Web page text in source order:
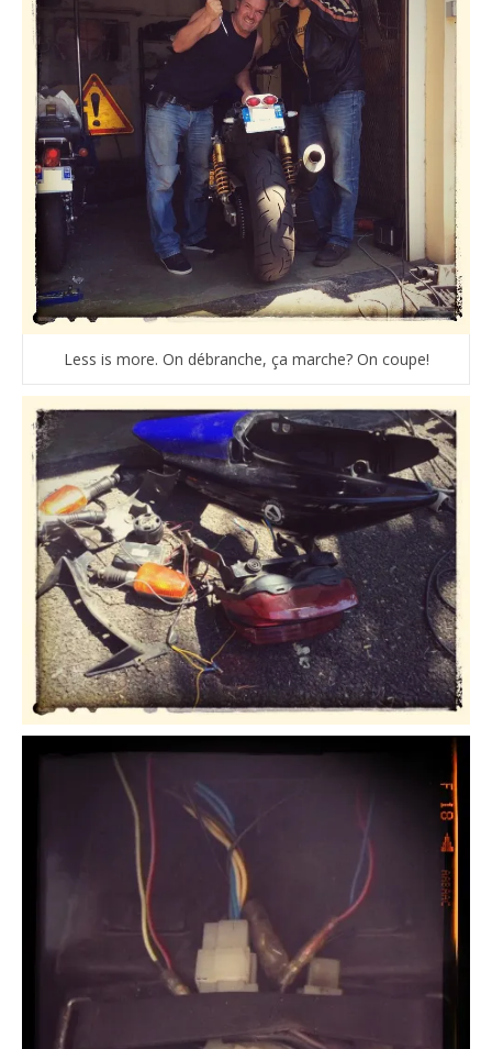
Less is more. On débranche, ça marche? On coupe!